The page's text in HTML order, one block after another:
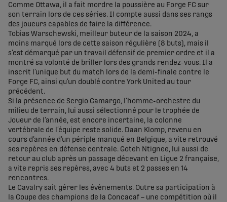
Comme Ottawa, il a fait mordre la poussière au Forge FC sur
son terrain lors de ces séries. Il compte aussi dans ses rangs
des joueurs capables de faire la différence.
Tobias Warschewski, meilleur buteur de la saison 2024, a
moins marqué lors de cette saison régulière (8 buts), mais il
s’est démarqué par un travail défensif de premier ordre et il a
montré sa volonté de briller lors des grands rendez-vous. Il a
inscrit l’unique but du match lors de la demi-finale contre le
Forge FC, ainsi qu’un doublé contre York United au tour
précédent.
Si la présence de Sergio Camargo, l’homme-orchestre du
milieu de terrain, lui aussi sélectionné pour le trophée de
Joueur de l’année, est encore incertaine, la colonne
vertébrale de l’équipe reste solide. Daan Klomp, revenu en
cours d’année d’un périple manqué en Belgique, a vite retrouvé
ses repères en défense centrale. Goteh Ntignee, lui aussi de
retour au club après un passage décevant en Ligue 2 française,
a vite repris ses repères, avec 4 buts et 2 passes en 14
rencontres.
Le Cavalry sait gérer les évènements. Outre sa participation à
la Coupe des champions de la Concacaf – une compétition où il